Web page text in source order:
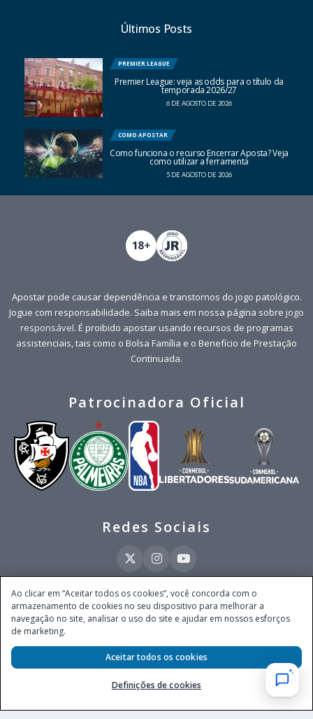
Últimos Posts
PREMIER LEAGUE
Premier League: veja as odds para o título da
temporada 2026/27
6 DE AGOSTO DE 2026
COMO APOSTAR
Como funciona o recurso Encerrar Aposta? Veja
como utilizar a ferramenta
5 DE AGOSTO DE 2026
Apostar pode causar dependência e transtornos do jogo patológico.
Jogue com responsabilidade. Saiba mais em nossa página sobre jogo
responsável. É proibido apostar usando recursos de programas
assistenciais, tais como o Bolsa Família e o Benefício de Prestação
Continuada.
Patrocinadora Oficial
Redes Sociais
Este site é operado pela Ventmear Brasil LTDA (CNPJ 52.868.380/0001-84), com
endereço na Avenida Brigadeiro Faria Lima, nº 4.055, 3º andar, Itaim Bibi, no
Município de São Paulo, Estado de São Paulo, CEP 04538-133, Brasil - empresa
Secretaria de Prêmios e Apostas do Ministério da Fazenda, conforme Portaria nº
247, de 07.02.2025, publicada no DOU em 11.2.2025.
Ao clicar em “Aceitar todos os cookies”, você concorda com o
armazenamento de cookies no seu dispositivo para melhorar a
navegação no site, analisar o uso do site e ajudar em nossos esforços
de marketing.
Definições de cookies
Aceitar todos os cookies